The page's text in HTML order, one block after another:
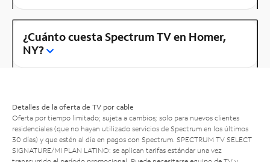
¿Cuánto cuesta Spectrum TV en Homer,
NY?
Detalles de la oferta de TV por cable
Oferta por tiempo limitado; sujeta a cambios; solo para nuevos clientes
residenciales (que no hayan utilizado servicios de Spectrum en los últimos
30 días) y que estén al día en pagos con Spectrum. SPECTRUM TV SELECT
SIGNATURE/MI PLAN LATINO: se aplican tarifas estándar una vez